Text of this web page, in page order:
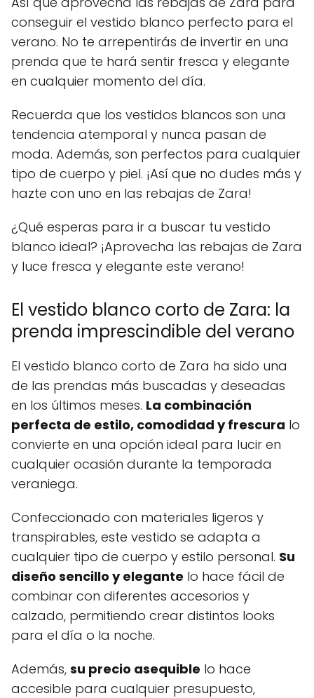
conseguir el vestido blanco perfecto para el
verano. No te arrepentirás de invertir en una
prenda que te hará sentir fresca y elegante
en cualquier momento del día.
Recuerda que los vestidos blancos son una
tendencia atemporal y nunca pasan de
moda. Además, son perfectos para cualquier
tipo de cuerpo y piel. ¡Así que no dudes más y
hazte con uno en las rebajas de Zara!
¿Qué esperas para ir a buscar tu vestido
blanco ideal? ¡Aprovecha las rebajas de Zara
y luce fresca y elegante este verano!
El vestido blanco corto de Zara: la
prenda imprescindible del verano
El vestido blanco corto de Zara ha sido una
de las prendas más buscadas y deseadas
en los últimos meses. La combinación
perfecta de estilo, comodidad y frescura lo
convierte en una opción ideal para lucir en
cualquier ocasión durante la temporada
veraniega.
Confeccionado con materiales ligeros y
transpirables, este vestido se adapta a
cualquier tipo de cuerpo y estilo personal. Su
diseño sencillo y elegante lo hace fácil de
combinar con diferentes accesorios y
calzado, permitiendo crear distintos looks
para el día o la noche.
Además, su precio asequible lo hace
accesible para cualquier presupuesto,